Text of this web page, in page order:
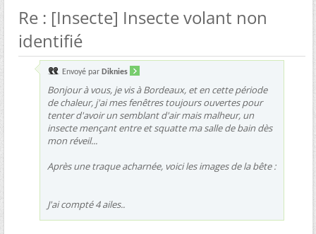
Re : [Insecte] Insecte volant non
identifié
Envoyé par Diknies
Bonjour à vous, je vis à Bordeaux, et en cette période
de chaleur, j'ai mes fenêtres toujours ouvertes pour
tenter d'avoir un semblant d'air mais malheur, un
insecte mençant entre et squatte ma salle de bain dès
mon réveil...
Après une traque acharnée, voici les images de la bête :
J'ai compté 4 ailes..